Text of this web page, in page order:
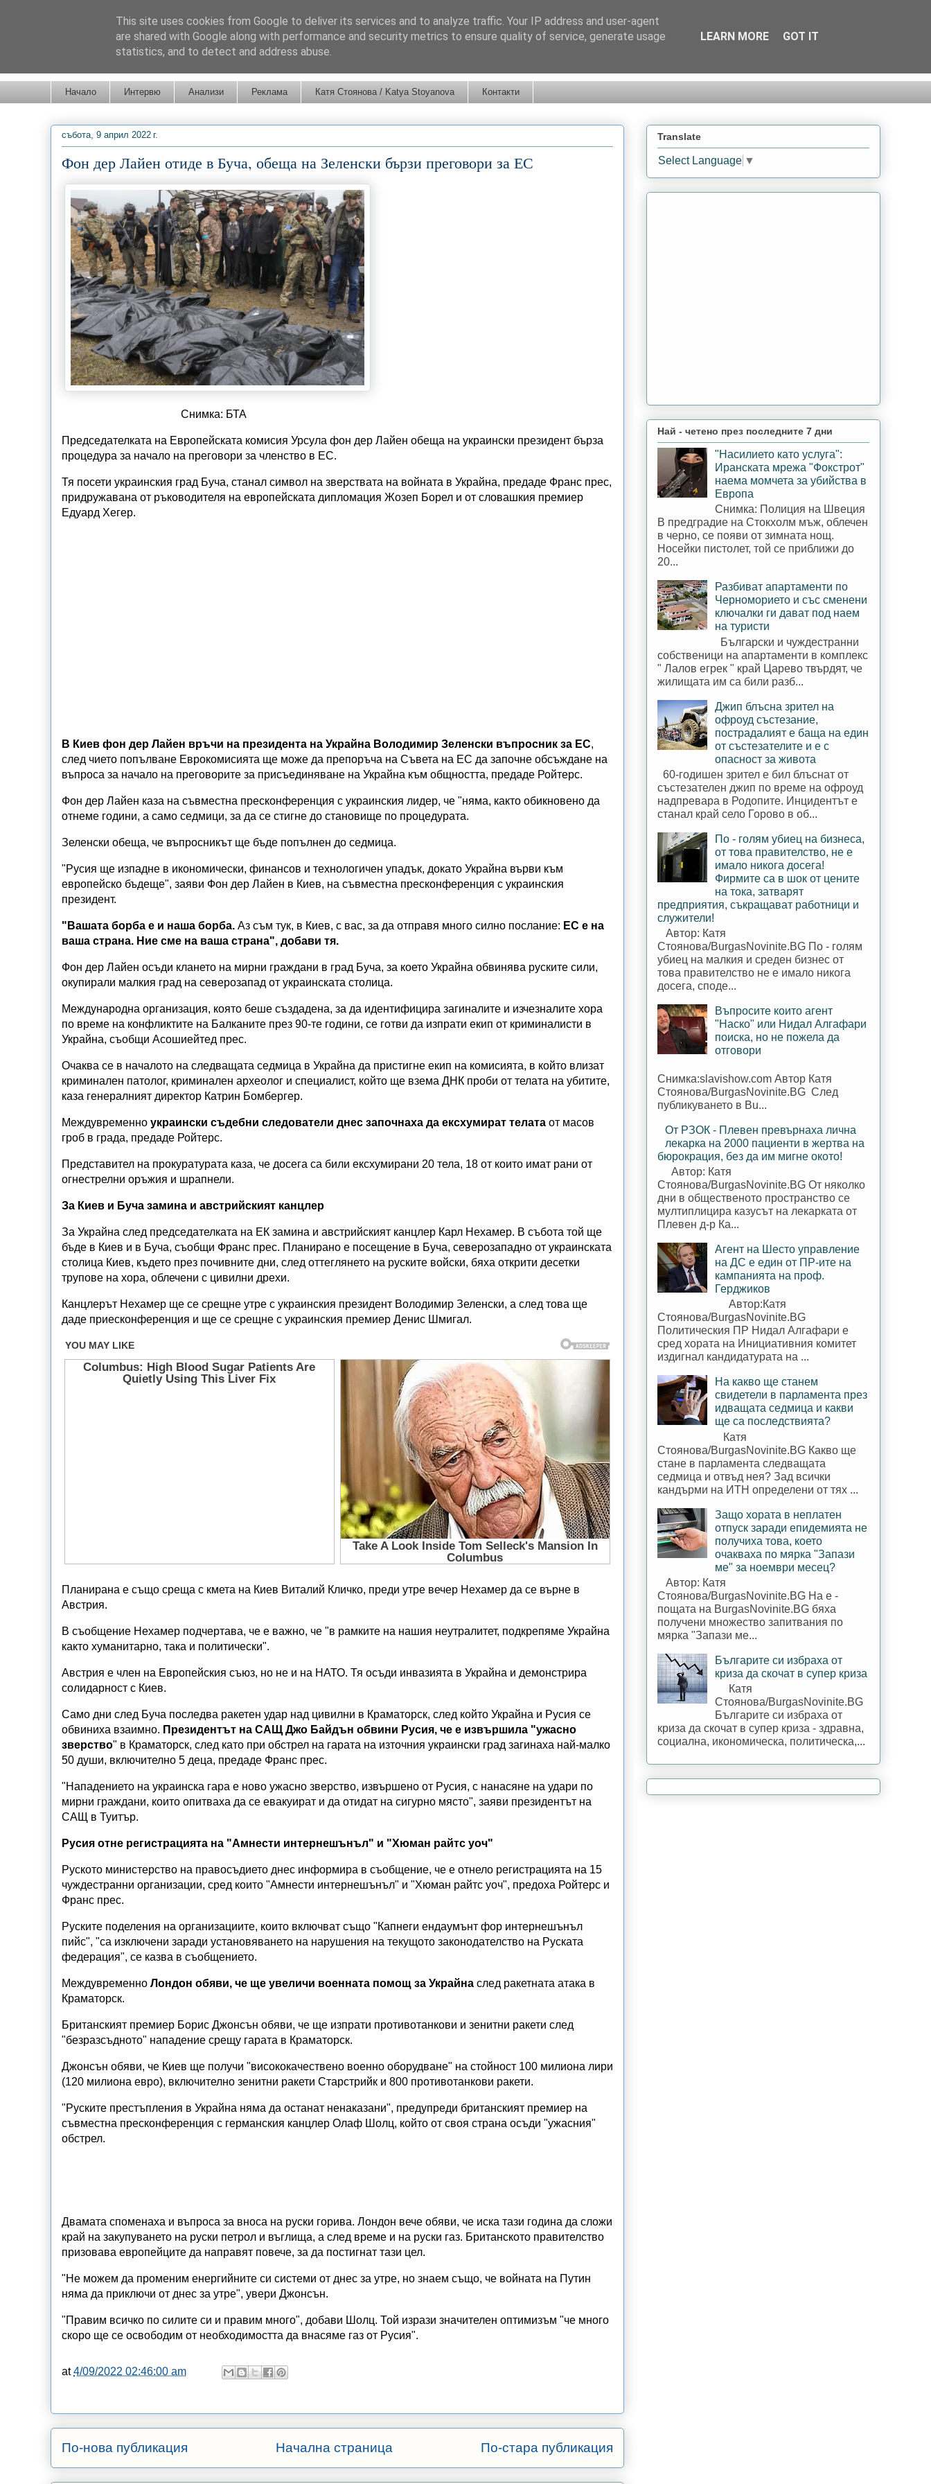
Начало Интервю Анализи Реклама Катя Стоянова / Katya Stoyanova Контакти
събота, 9 април 2022 г.
Фон дер Лайен отиде в Буча, обеща на Зеленски бързи преговори за ЕС
Снимка: БТА
Председателката на Европейската комисия Урсула фон дер Лайен обеща на украински президент бърза
процедура за начало на преговори за членство в ЕС.
Тя посети украинския град Буча, станал символ на зверствата на войната в Украйна, предаде Франс прес,
придружавана от ръководителя на европейската дипломация Жозеп Борел и от словашкия премиер
Едуард Хегер.
В Киев фон дер Лайен връчи на президента на Украйна Володимир Зеленски въпросник за ЕС,
след чието попълване Еврокомисията ще може да препоръча на Съвета на ЕС да започне обсъждане на
въпроса за начало на преговорите за присъединяване на Украйна към общността, предаде Ройтерс.
Фон дер Лайен каза на съвместна пресконференция с украинския лидер, че "няма, както обикновено да
отнеме години, а само седмици, за да се стигне до становище по процедурата.
Зеленски обеща, че въпросникът ще бъде попълнен до седмица.
"Русия ще изпадне в икономически, финансов и технологичен упадък, докато Украйна върви към
европейско бъдеще", заяви Фон дер Лайен в Киев, на съвместна пресконференция с украинския
президент.
"Вашата борба е и наша борба. Аз съм тук, в Киев, с вас, за да отправя много силно послание: ЕС е на
ваша страна. Ние сме на ваша страна", добави тя.
Фон дер Лайен осъди клането на мирни граждани в град Буча, за което Украйна обвинява руските сили,
окупирали малкия град на северозапад от украинската столица.
Международна организация, която беше създадена, за да идентифицира загиналите и изчезналите хора
по време на конфликтите на Балканите през 90-те години, се готви да изпрати екип от криминалисти в
Украйна, съобщи Асошиейтед прес.
Очаква се в началото на следващата седмица в Украйна да пристигне екип на комисията, в който влизат
криминален патолог, криминален археолог и специалист, който ще взема ДНК проби от телата на убитите,
каза генералният директор Катрин Бомбергер.
Междувременно украински съдебни следователи днес започнаха да ексхумират телата от масов
гроб в града, предаде Ройтерс.
Представител на прокуратурата каза, че досега са били ексхумирани 20 тела, 18 от които имат рани от
огнестрелни оръжия и шрапнели.
За Киев и Буча замина и австрийският канцлер
За Украйна след председателката на ЕК замина и австрийският канцлер Карл Нехамер. В събота той ще
бъде в Киев и в Буча, съобщи Франс прес. Планирано е посещение в Буча, северозападно от украинската
столица Киев, където през почивните дни, след оттеглянето на руските войски, бяха открити десетки
трупове на хора, облечени с цивилни дрехи.
Канцлерът Нехамер ще се срещне утре с украинския президент Володимир Зеленски, а след това ще
даде приесконференция и ще се срещне с украинския премиер Денис Шмигал.
Планирана е също среща с кмета на Киев Виталий Кличко, преди утре вечер Нехамер да се върне в
Австрия.
В съобщение Нехамер подчертава, че е важно, че "в рамките на нашия неутралитет, подкрепяме Украйна
както хуманитарно, така и политически".
Австрия е член на Европейския съюз, но не и на НАТО. Тя осъди инвазията в Украйна и демонстрира
солидарност с Киев.
Само дни след Буча последва ракетен удар над цивилни в Краматорск, след който Украйна и Русия се
обвиниха взаимно. Президентът на САЩ Джо Байдън обвини Русия, че е извършила "ужасно
зверство" в Краматорск, след като при обстрел на гарата на източния украински град загинаха най-малко
50 души, включително 5 деца, предаде Франс прес.
"Нападението на украинска гара е ново ужасно зверство, извършено от Русия, с нанасяне на удари по
мирни граждани, които опитваха да се евакуират и да отидат на сигурно място", заяви президентът на
САЩ в Туитър.
Русия отне регистрацията на "Амнести интернешънъл" и "Хюман райтс уоч"
Руското министерство на правосъдието днес информира в съобщение, че е отнело регистрацията на 15
чуждестранни организации, сред които "Амнести интернешънъл" и "Хюман райтс уоч", предоха Ройтерс и
Франс прес.
Руските поделения на организациите, които включват също "Капнеги ендаумънт фор интернешънъл
пийс", "са изключени заради установяването на нарушения на текущото законодателство на Руската
федерация", се казва в съобщението.
Междувременно Лондон обяви, че ще увеличи военната помощ за Украйна след ракетната атака в
Краматорск.
Британският премиер Борис Джонсън обяви, че ще изпрати противотанкови и зенитни ракети след
"безразсъдното" нападение срещу гарата в Краматорск.
Джонсън обяви, че Киев ще получи "висококачествено военно оборудване" на стойност 100 милиона лири
(120 милиона евро), включително зенитни ракети Старстрийк и 800 противотанкови ракети.
"Руските престъпления в Украйна няма да останат ненаказани", предупреди британският премиер на
съвместна пресконференция с германския канцлер Олаф Шолц, който от своя страна осъди "ужасния"
обстрел.
Двамата споменаха и въпроса за вноса на руски горива. Лондон вече обяви, че иска тази година да сложи
край на закупуването на руски петрол и въглища, а след време и на руски газ. Британското правителство
призовава европейците да направят повече, за да постигнат тази цел.
"Не можем да променим енергийните си системи от днес за утре, но знаем също, че войната на Путин
няма да приключи от днес за утре", увери Джонсън.
"Правим всичко по силите си и правим много", добави Шолц. Той изрази значителен оптимизъм "че много
скоро ще се освободим от необходимостта да внасяме газ от Русия".
at4/09/2022 02:46:00 am
По-нова публикация По-стара публикация
Начална страница
Translate
Select Language ▼
Най - четено през последните 7 дни
"Насилието като услуга":
Иранската мрежа "Фокстрот"
наема момчета за убийства в
Европа
Снимка: Полиция на Швеция
В предградие на Стокхолм мъж, облечен
в черно, се появи от зимната нощ.
Носейки пистолет, той се приближи до
20...
Разбиват апартаменти по
Черноморието и със сменени
ключалки ги дават под наем
на туристи
Български и чуждестранни
собственици на апартаменти в комплекс
" Лалов егрек " край Царево твърдят, че
жилищата им са били разб...
Джип блъсна зрител на
офроуд състезание,
пострадалият е баща на един
от състезателите и е с
опасност за живота
60-годишен зрител е бил блъснат от
състезателен джип по време на офроуд
надпревара в Родопите. Инцидентът е
станал край село Горово в об...
По - голям убиец на бизнеса,
от това правителство, не е
имало никога досега!
Фирмите са в шок от цените
на тока, затварят
предприятия, съкращават работници и
служители!
Автор: Катя
Стоянова/BurgasNovinite.BG По - голям
убиец на малкия и среден бизнес от
това правителство не е имало никога
досега, споде...
Въпросите които агент
"Наско" или Нидал Алгафари
поиска, но не пожела да
отговори
Снимка:slavishow.com Автор Катя
Стоянова/BurgasNovinite.BG След
публикуването в Bu...
От РЗОК - Плевен превърнаха лична
лекарка на 2000 пациенти в жертва на
бюрокрация, без да им мигне окото!
Автор: Катя
Стоянова/BurgasNovinite.BG От няколко
дни в общественото пространство се
мултиплицира казусът на лекарката от
Плевен д-р Ка...
Агент на Шесто управление
на ДС е един от ПР-ите на
кампанията на проф.
Герджиков
Автор:Катя
Стоянова/BurgasNovinite.BG
Политическия ПР Нидал Алгафари е
сред хората на Инициативния комитет
издигнал кандидатурата на ...
На какво ще станем
свидетели в парламента през
идващата седмица и какви
ще са последствията?
Катя
Стоянова/BurgasNovinite.BG Какво ще
стане в парламента следващата
седмица и отвъд нея? Зад всички
кандърми на ИТН определени от тях ...
Защо хората в неплатен
отпуск заради епидемията не
получиха това, което
очакваха по мярка "Запази
ме" за ноември месец?
Автор: Катя
Стоянова/BurgasNovinite.BG На е -
пощата на BurgasNovinite.BG бяха
получени множество запитвания по
мярка "Запази ме...
Българите си избраха от
криза да скочат в супер криза
Катя
Стоянова/BurgasNovinite.BG
Българите си избраха от
криза да скочат в супер криза - здравна,
социална, икономическа, политическа,...
This site uses cookies from Google to deliver its services and to analyze traffic. Your IP address and user-agent
are shared with Google along with performance and security metrics to ensure quality of service, generate usage
statistics, and to detect and address abuse.
LEARN MORE GOT IT